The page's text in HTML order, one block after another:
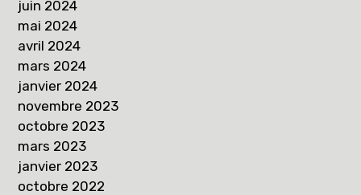
juin 2024
mai 2024
avril 2024
mars 2024
janvier 2024
novembre 2023
octobre 2023
mars 2023
janvier 2023
octobre 2022